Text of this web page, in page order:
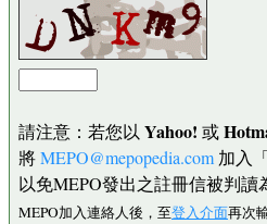
請注意：若您以 Yahoo! 或
將MEPO@mepopedia.com 加入
以免MEPO發出之註冊信被判讀
MEPO加入連絡人後，至登入介面再次